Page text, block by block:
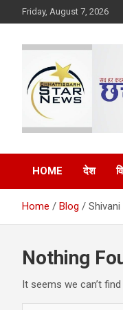
to
Friday, August 7, 2026
HOME देश
Home Blog
Nothing
It seems we can’t